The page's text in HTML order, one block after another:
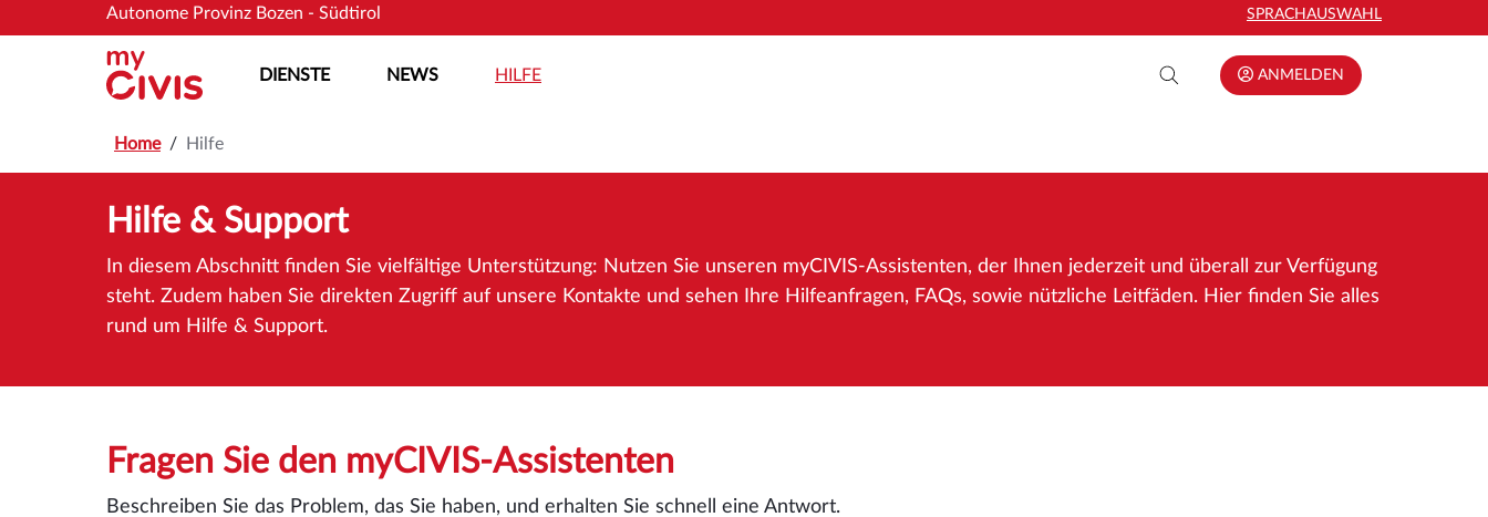
Zum Hauptinhalt springen
Zum Hauptinhalt springenAutonome Provinz Bozen - Südtirol SPRACHAUSWAHL
DIENSTE NEWS HILFE ANMELDEN
Home Hilfe
Hilfe & Support
In diesem Abschnitt finden Sie vielfältige Unterstützung: Nutzen Sie unseren myCIVIS-Assistenten, der Ihnen jederzeit und überall zur Verfügung
steht. Zudem haben Sie direkten Zugriff auf unsere Kontakte und sehen Ihre Hilfeanfragen, FAQs, sowie nützliche Leitfäden. Hier finden Sie alles
rund um Hilfe & Support.
Fragen Sie den myCIVIS-Assistenten
Beschreiben Sie das Problem, das Sie haben, und erhalten Sie schnell eine Antwort.